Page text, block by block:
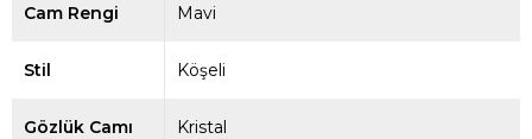
Cam Rengi Mavi
Stil Köşeli
Gözlük Camı
Kristal